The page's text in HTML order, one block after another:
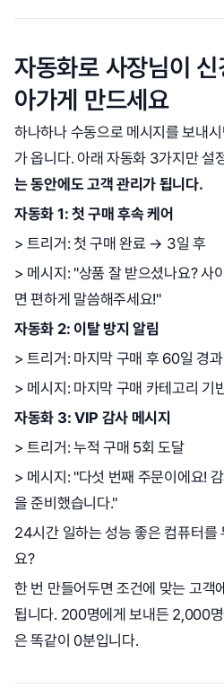
자동화로 사장님이
아가게 만드세요
하나하나 수동으로 메시지를 보내
가 옵니다. 아래 자동화 3가지만 설
는 동안에도 고객 관리가 됩니다.
자동화 1: 첫 구매 후속 케어
> 트리거: 첫 구매 완료 → 3일 후
> 메시지: "상품 잘 받으셨나요? 사
면 편하게 말씀해주세요!"
자동화 2: 이탈 방지 알림
> 트리거: 마지막 구매 후 60일 경과
> 메시지: 마지막 구매 카테고리 기
자동화 3: VIP 감사 메시지
> 트리거: 누적 구매 5회 도달
> 메시지: "다섯 번째 주문이에요!
을 준비했습니다."
24시간 일하는 성능 좋은 컴퓨터를
요?
한 번 만들어두면 조건에 맞는 고객
됩니다. 200명에게 보내든 2,000
은 똑같이 0분입니다.